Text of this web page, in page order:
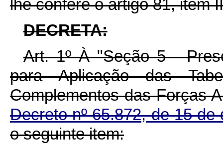
lhe confere o artigo 81, item
DECRETA:
Art. 1º À "Seção 5 -
para Aplicação das
Complementos das Forças
Decreto nº 65.872, de 15
o seguinte item: